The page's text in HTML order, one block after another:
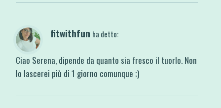
fitwithfun ha detto:
Ciao Serena, dipende da quanto sia fresco il tuorlo. Non
lo lascerei più di 1 giorno comunque ;)